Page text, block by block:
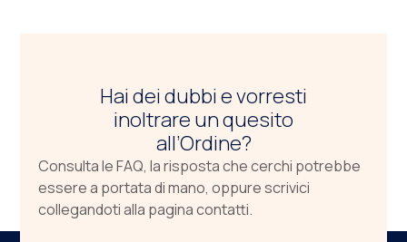
Hai dei dubbi e vorresti
inoltrare un quesito
all’Ordine?
Consulta le FAQ, la risposta che cerchi potrebbe
essere a portata di mano, oppure scrivici
collegandoti alla pagina contatti.